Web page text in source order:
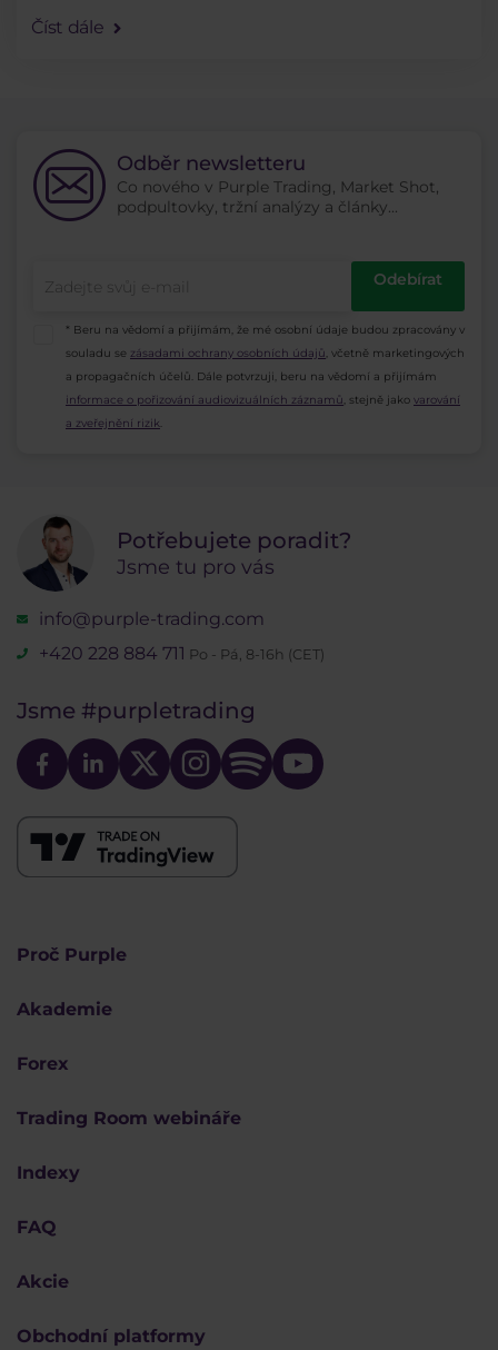
Přinese to na trhy zmatek? Čeká nás další . . .
Číst dále
Odběr newsletteru
Co nového v Purple Trading, Market Shot,
podpultovky, tržní analýzy a články...
Odebírat
* Beru na vědomí a přijímám, že mé osobní údaje budou zpracovány v
souladu se zásadami ochrany osobních údajů, včetně marketingových
a propagačních účelů. Dále potvrzuji, beru na vědomí a přijímám
informace o pořizování audiovizuálních záznamů, stejně jako varování
a zveřejnění rizik.
Potřebujete poradit?
Jsme tu pro vás
info@purple-trading.com
+420 228 884 711 Po - Pá, 8-16h (CET)
Jsme #purpletrading
Proč Purple
Akademie
Forex
Trading Room webináře
Indexy
FAQ
Akcie
Obchodní platformy